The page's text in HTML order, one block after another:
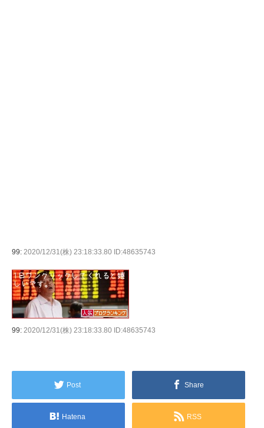
99: 2020/12/31(株) 23:18:33.80 ID:48635743
99: 2020/12/31(株) 23:18:33.80 ID:48635743
Post Share
Hatena RSS